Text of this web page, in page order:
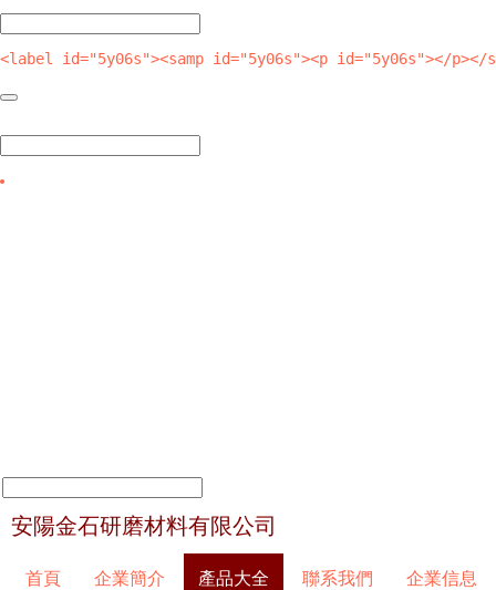
<label id="5y06s"><samp id="5y06s"><p id="5y06s"></p></
安陽金石研磨材料有限公司
首頁 企業簡介 產品大全 聯系我們 企業信息